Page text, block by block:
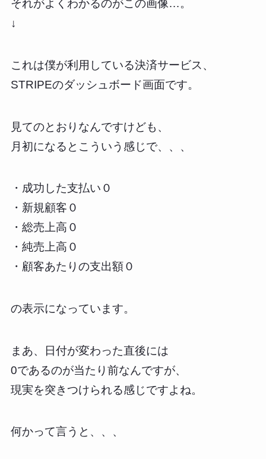
それがよくわかるのがこの画像…。
↓
これは僕が利用している決済サービス、
STRIPEのダッシュボード画面です。
見てのとおりなんですけども、
月初になるとこういう感じで、、、
・成功した支払い０
・新規顧客０
・総売上高０
・純売上高０
・顧客あたりの支出額０
の表示になっています。
まあ、日付が変わった直後には
0であるのが当たり前なんですが、
現実を突きつけられる感じですよね。
何かって言うと、、、